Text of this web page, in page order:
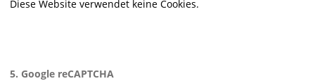
Diese Website verwendet keine Cookies.
5. Google reCAPTCHA